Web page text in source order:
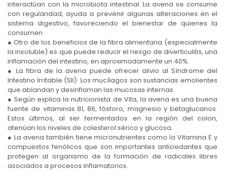
interactúan con la microbiota intestinal. La avena se consume
con regularidad, ayuda a prevenir algunas alteraciones en el
sistema digestivo, favoreciendo el bienestar de quienes la
consumen.
● Otro de los beneficios de la fibra alimentaria (especialmente
la insoluble) es que puede reducir el riesgo de diverticulitis, una
inflamación del intestino, en aproximadamente un 40%.
● La fibra de la avena puede ofrecer alivio al Síndrome del
Intestino Irritable (SII). Los mucílagos son sustancias emolientes
que ablandan y desinflaman las mucosas internas.
● Según explica la nutricionista de Vita, la avena es una buena
fuente de vitaminas B1, B6, fósforo, magnesio y betaglucanos.
Estos últimos, al ser fermentados en la región del colon,
atenúan los niveles de colesterol sérico y glucosa.
● La avena también tiene micronutrientes como la Vitamina E y
compuestos fenólicos que son importantes antioxidantes que
protegen al organismo de la formación de radicales libres
asociados a procesos inflamatorios.